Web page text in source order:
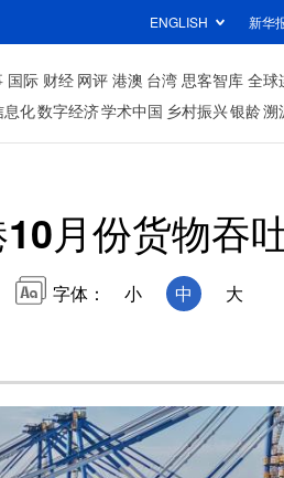
ENGLISH 新华
国际 财经 网评 港澳 台湾 思客智库 全球
息化数字经济学术中国 乡村振兴银龄溯
月份货物吞
字体： 小 中 大